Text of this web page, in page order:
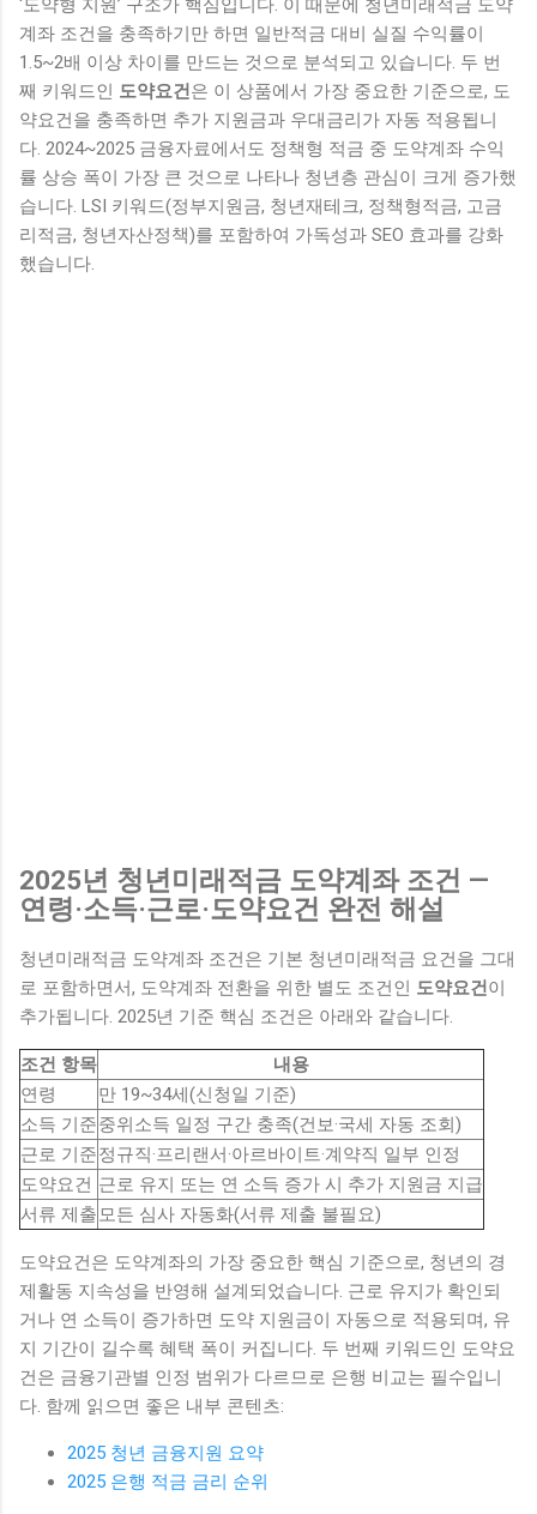
‘도약형 지원’ 구조가 핵심입니다. 이 때문에 청년미래적금 도약
계좌 조건을 충족하기만 하면 일반적금 대비 실질 수익률이
1.5~2배 이상 차이를 만드는 것으로 분석되고 있습니다. 두 번
째 키워드인 도약요건은 이 상품에서 가장 중요한 기준으로, 도
약요건을 충족하면 추가 지원금과 우대금리가 자동 적용됩니
다. 2024~2025 금융자료에서도 정책형 적금 중 도약계좌 수익
률 상승 폭이 가장 큰 것으로 나타나 청년층 관심이 크게 증가했
습니다. LSI 키워드(정부지원금, 청년재테크, 정책형적금, 고금
리적금, 청년자산정책)를 포함하여 가독성과 SEO 효과를 강화
했습니다.
2025년 청년미래적금 도약계좌 조건 —
연령·소득·근로·도약요건 완전 해설
청년미래적금 도약계좌 조건은 기본 청년미래적금 요건을 그대
로 포함하면서, 도약계좌 전환을 위한 별도 조건인 도약요건이
추가됩니다. 2025년 기준 핵심 조건은 아래와 같습니다.
조건 항목
내용
연령
만 19~34세(신청일 기준)
소득 기준중위소득 일정 구간 충족(건보·국세 자동 조회)
근로 기준정규직·프리랜서·아르바이트·계약직 일부 인정
도약요건 근로 유지 또는 연 소득 증가 시 추가 지원금 지급
서류 제출모든 심사 자동화(서류 제출 불필요)
도약요건은 도약계좌의 가장 중요한 핵심 기준으로, 청년의 경
제활동 지속성을 반영해 설계되었습니다. 근로 유지가 확인되
거나 연 소득이 증가하면 도약 지원금이 자동으로 적용되며, 유
지 기간이 길수록 혜택 폭이 커집니다. 두 번째 키워드인 도약요
건은 금융기관별 인정 범위가 다르므로 은행 비교는 필수입니
다. 함께 읽으면 좋은 내부 콘텐츠:
2025 청년 금융지원 요약
2025 은행 적금 금리 순위